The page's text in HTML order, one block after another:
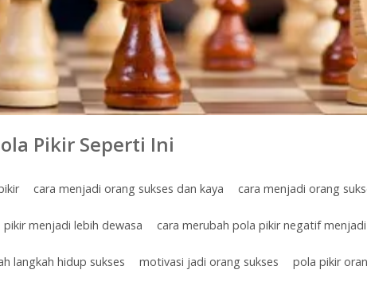
Pikir Seperti Ini
cara menjadi orang sukses dan kaya cara menjadi orang
menjadi lebih dewasa cara merubah pola pikir negatif
langkah hidup sukses motivasi jadi orang sukses pola pikir